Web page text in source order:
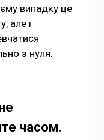
випадку це
але і
з нуля.
часом.